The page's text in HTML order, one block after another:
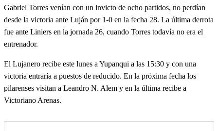
Gabriel Torres venían con un invicto de ocho partidos, no perdían
desde la victoria ante Luján por 1-0 en la fecha 28. La última derrota
fue ante Liniers en la jornada 26, cuando Torres todavía no era el
entrenador.
El Lujanero recibe este lunes a Yupanqui a las 15:30 y con una
victoria entraría a puestos de reducido. En la próxima fecha los
pilarenses visitan a Leandro N. Alem y en la última recibe a
Victoriano Arenas.